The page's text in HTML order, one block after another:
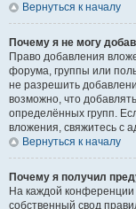
Вернуться к началу
Почему я не могу
Право добавления
форума, группы или
не разрешить
возможно, что
определённых групп.
вложения, свяжитесь с
Вернуться к началу
Почему я получил
На каждой
собственный свод